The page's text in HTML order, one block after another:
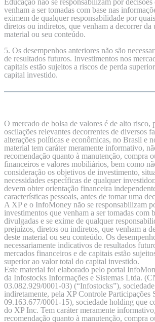
Educação não se responsabilizam por
venham a ser tomadas com base nas
eximem de qualquer responsabilidade por
diretos ou indiretos, que venham a decorrer da
material ou seu conteúdo.
5. Os desempenhos anteriores não são
de resultados futuros. Investimentos nos
capitais estão sujeitos a riscos de perda
capital investido.
O mercado de bolsa de valores é de alto risco,
oscilações relevantes decorrentes de diversos
alterações políticas e econômicas, no Brasil e
material tem caráter meramente informativo,
recomendação quanto à manutenção, compra
financeiros e valores mobiliários, bem como
consideração os objetivos de investimento,
necessidades específicas de qualquer
devem obter orientação financeira
características pessoais, antes de tomar uma
A XP e o InfoMoney não se responsabilizam
investimentos que venham a ser tomadas com
divulgadas e se exime de qualquer
prejuízos, diretos ou indiretos, que venham a
deste material ou seu conteúdo. Os
necessariamente indicativos de resultados
mercados financeiros e de capitais estão
superior ao valor total do capital investido.
Este material foi elaborado pelo portal
da Infostocks Informações e Sistemas Ltda.
03.082.929/0001-03) (“Infostocks”),
indiretamente, pela XP Controle Participações
09.163.677/0001-15), sociedade holding que
do XP Inc. Tem caráter meramente
recomendação quanto à manutenção, compra